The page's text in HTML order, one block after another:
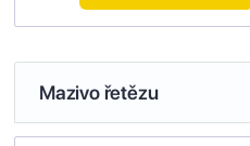
Mazivo řetězu